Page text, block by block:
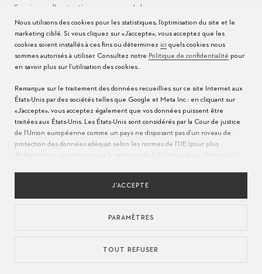
Services d'entretien
Conseils d’entretien
Modes d'emploi
Centres de service
Jobs
Presse
Contact
APPROVISIONNEMENT RESPONSABLE
UTILISATION DES COOKIES
Nous utilisons des cookies pour les statistiques, l’optimisation du site et le
marketing ciblé. Si vous cliquez sur «J’accepte», vous acceptez que les
cookies soient installés à ces fins ou déterminez ici quels cookies nous
sommes autorisés à utiliser. Consultez notre Politique de confidentialité pour
en savoir plus sur l’utilisation des cookies..
Remarque sur le traitement des données recueillies sur ce site Internet aux
États-Unis par des sociétés telles que Google et Meta Inc.: en cliquant sur
«J’accepte», vous acceptez également que vos données puissent être
traitées aux États-Unis. Les États-Unis sont considérés par la Cour de justice
de l’Union européenne comme un pays ne disposant pas d’un niveau de
protection des données adéquat selon les normes de l’UE (pour plus
d’informations, reportez-vous à la section 9 de la
J’ACCEPTE
PARAMÈTRES
TOUT REFUSER